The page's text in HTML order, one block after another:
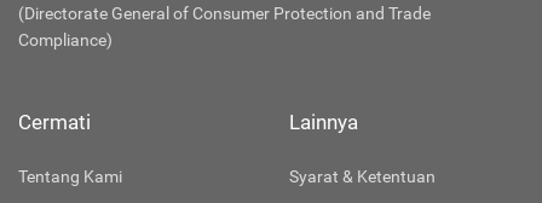
(Directorate General of Consumer Protection and Trade
Compliance)
Cermati
Tentang Kami
Lainnya
Syarat & Ketentuan